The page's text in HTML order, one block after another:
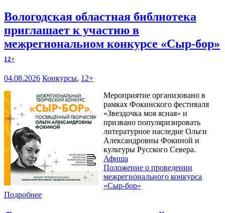
Вологодская областная библиотека
приглашает к участию в
межрегиональном конкурсе «Сыр-бор»
12+
04.08.2026 Конкурсы, 12+
Мероприятие организовано в
рамках Фокинского фестиваля
«Звездочка моя ясная» и
призвано популяризировать
литературное наследие Ольги
Александровны Фокиной и
культуры Русского Севера.
Афиша
Положение о проведении
межрегионального конкурса
«Сыр-бор»
Подробнее